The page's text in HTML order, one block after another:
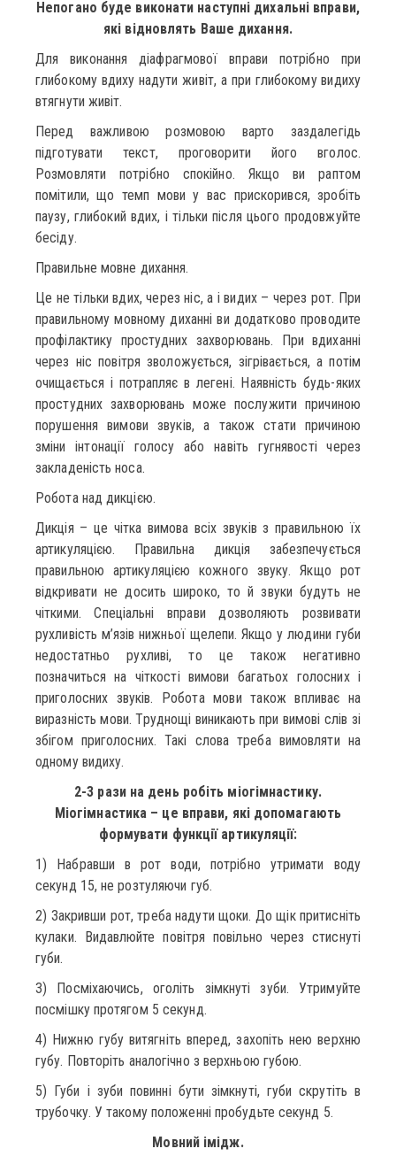
Непогано буде виконати наступні дихальні вправи,
які відновлять Ваше дихання.
Для виконання діафрагмової вправи потрібно при
глибокому вдиху надути живіт, а при глибокому видиху
втягнути живіт.
Перед важливою розмовою варто заздалегідь
підготувати текст, проговорити його вголос.
Розмовляти потрібно спокійно. Якщо ви раптом
помітили, що темп мови у вас прискорився, зробіть
паузу, глибокий вдих, і тільки після цього продовжуйте
бесіду.
Правильне мовне дихання.
Це не тільки вдих, через ніс, а і видих – через рот. При
правильному мовному диханні ви додатково проводите
профілактику простудних захворювань. При вдиханні
через ніс повітря зволожується, зігрівається, а потім
очищається і потрапляє в легені. Наявність будь-яких
простудних захворювань може послужити причиною
порушення вимови звуків, а також стати причиною
зміни інтонації голосу або навіть гугнявості через
закладеність носа.
Робота над дикцією.
Дикція – це чітка вимова всіх звуків з правильною їх
артикуляцією. Правильна дикція забезпечується
правильною артикуляцією кожного звуку. Якщо рот
відкривати не досить широко, то й звуки будуть не
чіткими. Спеціальні вправи дозволяють розвивати
рухливість м’язів нижньої щелепи. Якщо у людини губи
недостатньо рухливі, то це також негативно
позначиться на чіткості вимови багатьох голосних і
приголосних звуків. Робота мови також впливає на
виразність мови. Труднощі виникають при вимові слів зі
збігом приголосних. Такі слова треба вимовляти на
одному видиху.
2-3 рази на день робіть міогімнастику.
Міогімнастика – це вправи, які допомагають
формувати функції артикуляції:
1) Набравши в рот води, потрібно утримати воду
секунд 15, не розтуляючи губ.
2) Закривши рот, треба надути щоки. До щік притисніть
кулаки. Видавлюйте повітря повільно через стиснуті
губи.
3) Посміхаючись, оголіть зімкнуті зуби. Утримуйте
посмішку протягом 5 секунд.
4) Нижню губу витягніть вперед, захопіть нею верхню
губу. Повторіть аналогічно з верхньою губою.
5) Губи і зуби повинні бути зімкнуті, губи скрутіть в
трубочку. У такому положенні пробудьте секунд 5.
Мовний імідж.